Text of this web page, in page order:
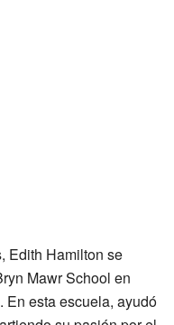
Edith Hamilton se
Mawr School en
En esta escuela, ayudó